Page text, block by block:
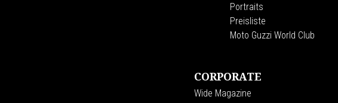
Portraits
Preisliste
Moto Guzzi World Club
CORPORATE
Wide Magazine